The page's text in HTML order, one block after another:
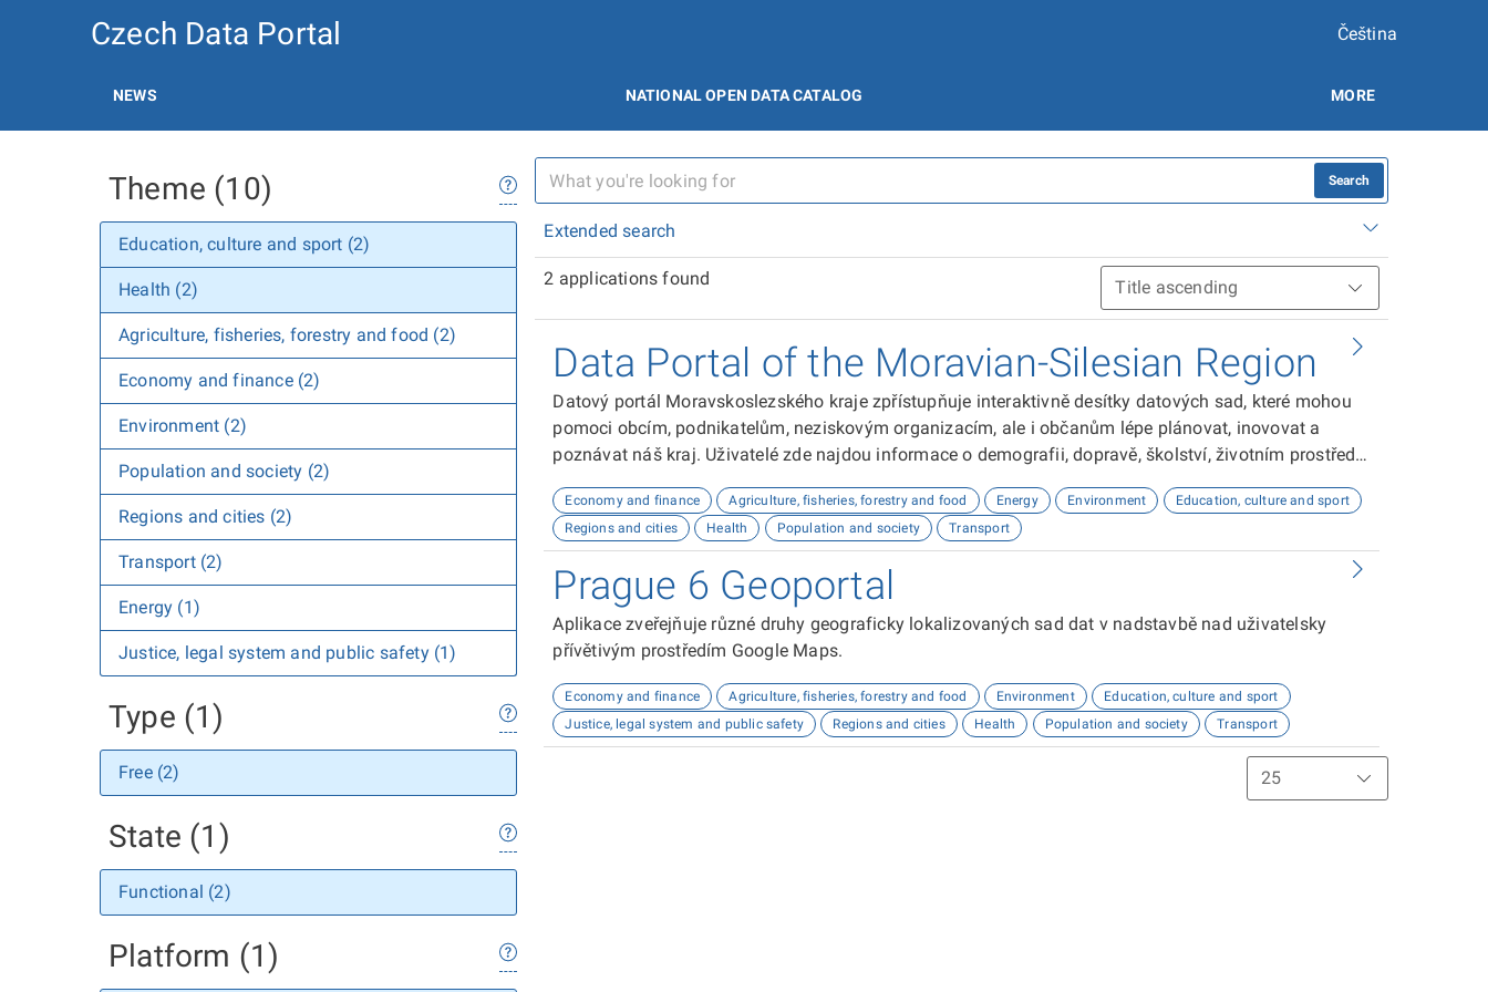
Czech Data Portal Čeština
NEWS NATIONAL OPEN DATA CATALOG MORE
Theme (10)
Education, culture and sport (2)
Health (2)
Agriculture, fisheries, forestry and food (2)
Economy and finance (2)
Environment (2)
Population and society (2)
Regions and cities (2)
Transport (2)
Energy (1)
Justice, legal system and public safety (1)
Type (1)
Free (2)
State (1)
Functional (2)
Platform (1)
Search
Extended search
2 applications found
Data Portal of the Moravian-Silesian Region
Datový portál Moravskoslezského kraje zpřístupňuje interaktivně desítky datových sad, které mohou
pomoci obcím, podnikatelům, neziskovým organizacím, ale i občanům lépe plánovat, inovovat a
poznávat náš kraj. Uživatelé zde najdou informace o demografii, dopravě, školství, životním prostředí,
Economy and finance Agriculture, fisheries, forestry and food Energy Environment
Education, culture and sport
Regions and cities
Health Population and society Transport
Prague 6 Geoportal
Aplikace zveřejňuje různé druhy geograficky lokalizovaných sad dat v nadstavbě nad uživatelsky
přívětivým prostředím Google Maps.
Economy and finance Agriculture, fisheries, forestry and food Environment
Education, culture and sport
Justice, legal system and public safety
Regions and cities Health Population and society Transport